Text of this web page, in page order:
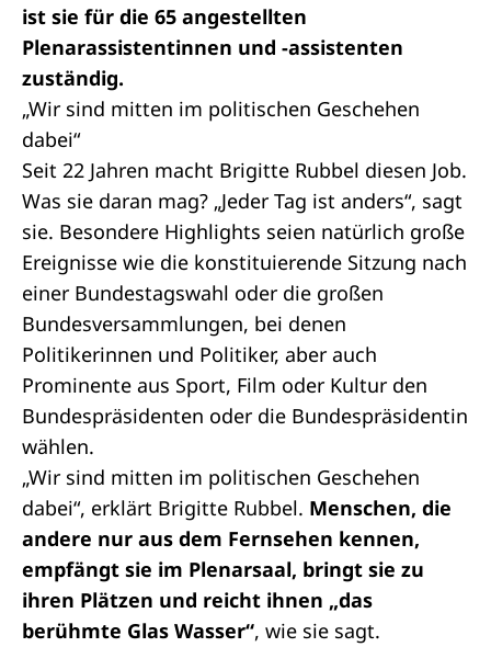
ist sie für die 65 angestellten
Plenarassistentinnen und -assistenten
zuständig.
„Wir sind mitten im politischen Geschehen
dabei“
Seit 22 Jahren macht Brigitte Rubbel diesen Job.
Was sie daran mag? „Jeder Tag ist anders“, sagt
sie. Besondere Highlights seien natürlich große
Ereignisse wie die konstituierende Sitzung nach
einer Bundestagswahl oder die großen
Bundesversammlungen, bei denen
Politikerinnen und Politiker, aber auch
Prominente aus Sport, Film oder Kultur den
Bundespräsidenten oder die Bundespräsidentin
wählen.
„Wir sind mitten im politischen Geschehen
dabei“, erklärt Brigitte Rubbel. Menschen, die
andere nur aus dem Fernsehen kennen,
empfängt sie im Plenarsaal, bringt sie zu
ihren Plätzen und reicht ihnen „das
berühmte Glas Wasser“, wie sie sagt.